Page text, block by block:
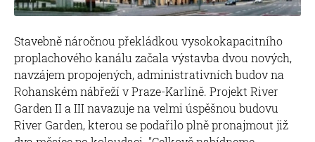
Stavebně náročnou překládkou vysokokapacitního
proplachového kanálu začala výstavba dvou nových,
navzájem propojených, administrativních budov na
Rohanském nábřeží v Praze-Karlíně. Projekt River
Garden II a III navazuje na velmi úspěšnou budovu
River Garden, kterou se podařilo plně pronajmout již